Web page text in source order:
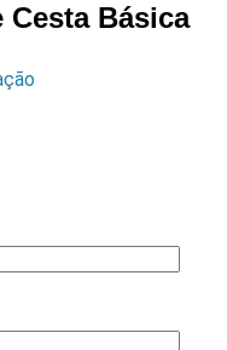
Cesta Básica